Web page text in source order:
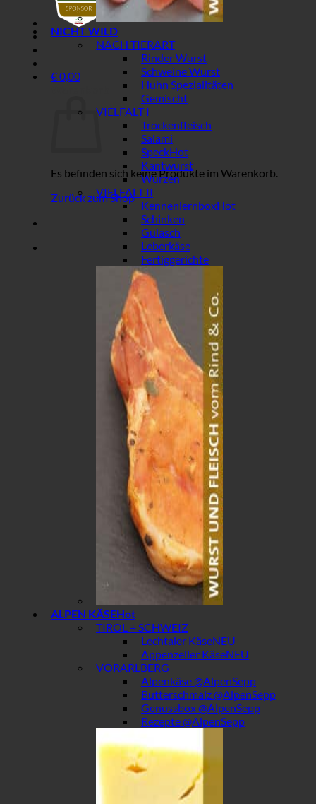
€0,00
Es befinden sich keine Produkte im Warenkorb.
Zurück zum Shop
NICHT WILD
NACH TIERART
Rinder Wurst
Schweine Wurst
Huhn Spezialitäten
Gemischt
VIELFALT I
Trockenfleisch
Salami
Speck
Kantwurst
Wurzen
VIELFALT II
Kennenlernbox
Schinken
Gulasch
Leberkäse
Fertiggerichte
ALPEN KÄSE
TIROL + SCHWEIZ
Lechtaler Käse
Appenzeller Käse
VORARLBERG
Alpenkäse @AlpenSepp
Butterschmalz @AlpenSepp
Genussbox @AlpenSepp
Rezepte @AlpenSepp